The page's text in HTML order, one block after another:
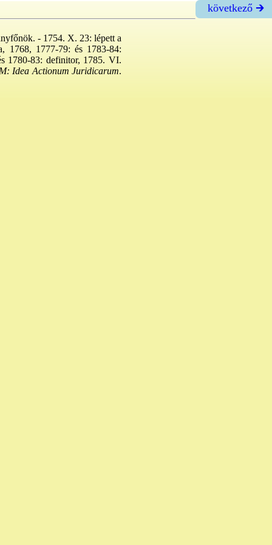
következő 🡲
- 1754. X. 23: lépett a
1768, 1777-79: és 1783-84:
1780-83: definitor, 1785. VI.
Idea Actionum Juridicarum.